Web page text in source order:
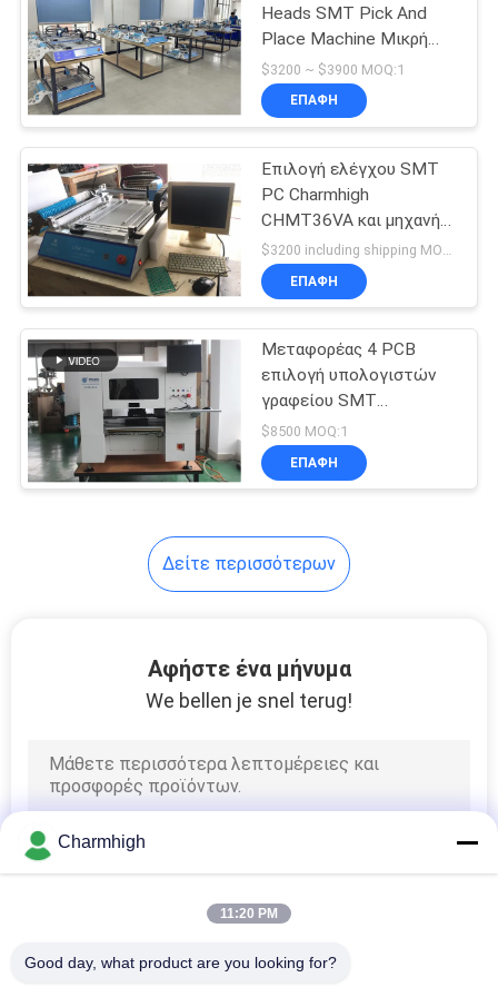
smd επιλέξτε και
τοποθετήστε τη
μηχανή
Γραμμή
συνελεύσεων PCB
Εξαρτήματα SMT
συγκολλώντας
μηχανή κυμάτων
Heads SMT Pick And
Place Machine Μικρή
παραγωγή παρτίδων
Πρωτότυποποίηση
Έρευνα Διδασκαλία
$3200 ~ $3900 MOQ:1
ΕΠΑΦΉ
Επιλογή ελέγχου SMT
PC Charmhigh
CHMT36VA και μηχανή
θέσεων, 2 κάμερες 0402
SOP QFN
$3200 including shipping MOQ:1
ΕΠΑΦΉ
Μεταφορέας 4 PCB
επιλογή υπολογιστών
γραφείου SMT
κεφαλιών και μηχανή
chm-650, αυτόματη
αλλαγή θέσεων
$8500 MOQ:1
ΕΠΑΦΉ
Δείτε περισσότερων
Αφήστε ένα μήνυμα
We bellen je snel terug!
Charmhigh
11:20 PM
Good day, what product are you looking for?